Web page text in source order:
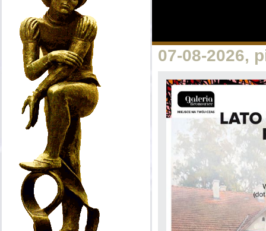
07-08-2026,